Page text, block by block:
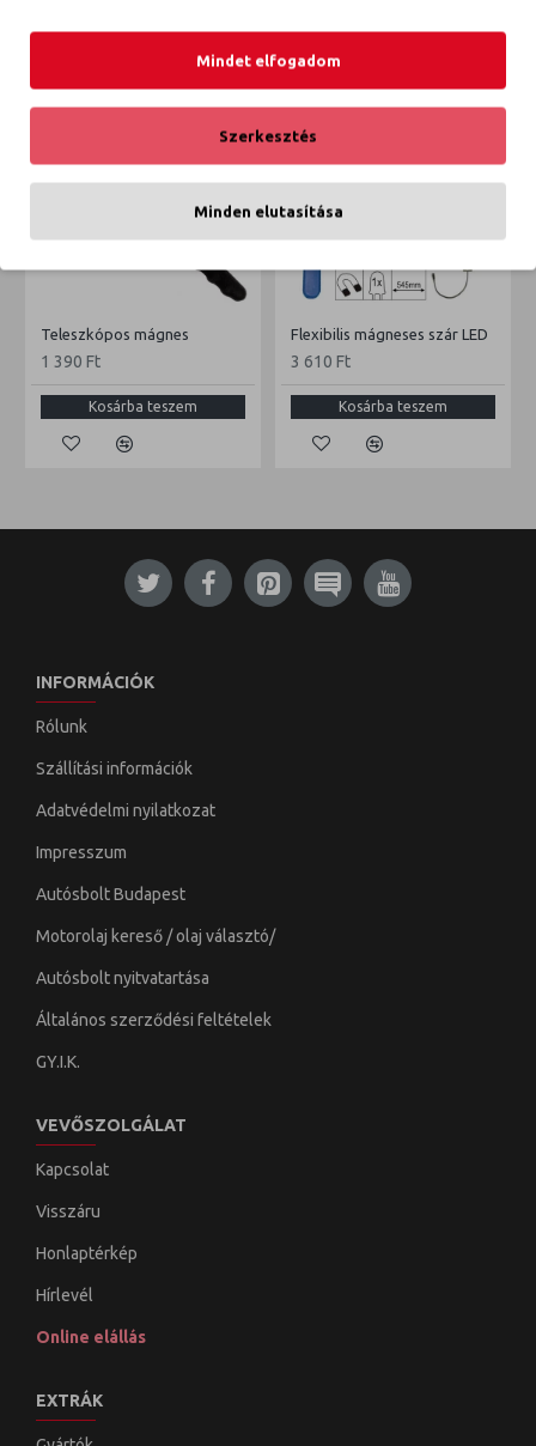
EBBŐL A KATEGÓRIÁBÓL
Teleszkópos mágnes
1 390 Ft
Kosárba teszem
Flexibilis mágneses szár LED
3 610 Ft
Kosárba teszem
INFORMÁCIÓK
Rólunk
Szállítási információk
Adatvédelmi nyilatkozat
Impresszum
Autósbolt Budapest
Motorolaj kereső / olaj választó/
Autósbolt nyitvatartása
Általános szerződési feltételek
GY.I.K.
VEVŐSZOLGÁLAT
Kapcsolat
Visszáru
Honlaptérkép
Hírlevél
Online elállás
EXTRÁK
Mindet elfogadom
Szerkesztés
Minden elutasítása